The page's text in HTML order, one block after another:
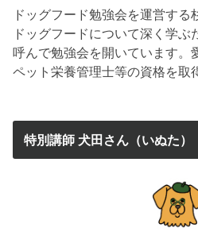
ドッグフード勉強会を運営する
ドッグフードについて深く学ぶ
呼んで勉強会を開いています。
ペット栄養管理士等の資格を取
特別講師 犬田さん（いぬた）